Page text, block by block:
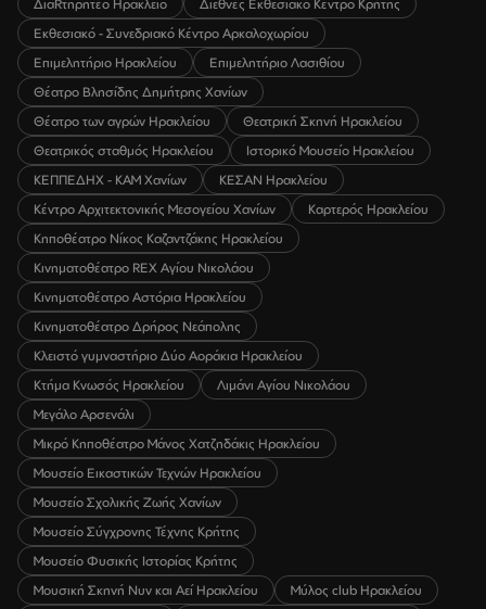
ΔιαRτηρητέο Ηράκλειο
Διεθνές Εκθεσιακό Κέντρο Κρήτης
Εκθεσιακό - Συνεδριακό Κέντρο Αρκαλοχωρίου
Επιμελητήριο Ηρακλείου
Επιμελητήριο Λασιθίου
Θέατρο Βλησίδης Δημήτρης Χανίων
Θέατρο των αγρών Ηρακλείου
Θεατρική Σκηνή Ηρακλείου
Θεατρικός σταθμός Ηρακλείου
Ιστορικό Μουσείο Ηρακλείου
ΚΕΠΠΕΔΗΧ - ΚΑΜ Χανίων
ΚΕΣΑΝ Ηρακλείου
Κέντρο Αρχιτεκτονικής Μεσογείου Χανίων
Καρτερός Ηρακλείου
Κηποθέατρο Νίκος Καζαντζάκης Ηρακλείου
Κινηματοθέατρο REX Αγίου Νικολάου
Κινηματοθέατρο Αστόρια Ηρακλείου
Κινηματοθέατρο Δρήρος Νεάπολης
Κλειστό γυμναστήριο Δύο Αοράκια Ηρακλείου
Κτήμα Κνωσός Ηρακλείου
Λιμάνι Αγίου Νικολάου
Μεγάλο Αρσενάλι
Μικρό Κηποθέατρο Μάνος Χατζηδάκις Ηρακλείου
Μουσείο Εικαστικών Τεχνών Ηρακλείου
Μουσείο Σχολικής Ζωής Χανίων
Μουσείο Σύγχρονης Τέχνης Κρήτης
Μουσείο Φυσικής Ιστορίας Κρήτης
Μουσική Σκηνή Νυν και Αεί Ηρακλείου
Μύλος club Ηρακλείου